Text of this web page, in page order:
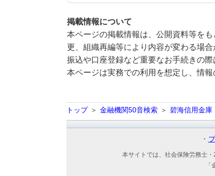
掲載情報について
本ページの掲載情報は、公開資料等を
更、組織再編等により内容が変わる場合
振込や口座登録など重要なお手続きの
本ページは実務での利用を想定し、情
トップ 金融機関50音検索 碧海信用金庫
本サイトでは、社会保険労務士